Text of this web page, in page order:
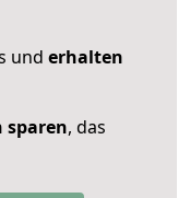
und erhalten
sparen, das